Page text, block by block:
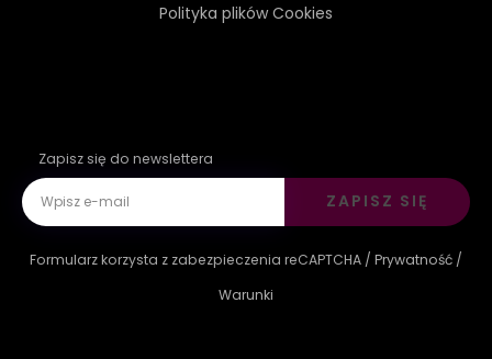
Polityka plików Cookies
Zapisz się do newslettera
ZAPISZ SIĘ
Formularz korzysta z zabezpieczenia reCAPTCHA / Prywatność /
Warunki